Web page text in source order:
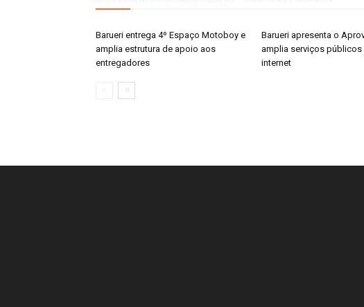
Barueri entrega 4º Espaço Motoboy e
amplia estrutura de apoio aos
entregadores
Barueri apresenta o
amplia serviços públicos
internet